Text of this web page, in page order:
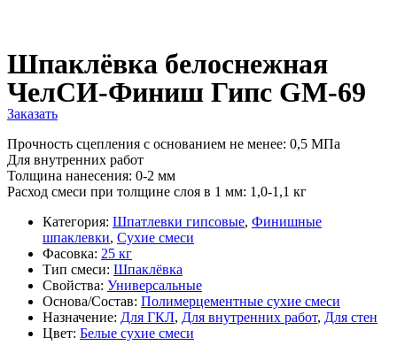
Шпаклёвка белоснежная
ЧелСИ-Финиш Гипс GM-69
Заказать
Прочность сцепления с основанием не менее: 0,5 МПа
Для внутренних работ
Толщина нанесения: 0-2 мм
Расход смеси при толщине слоя в 1 мм: 1,0-1,1 кг
Категория: Шпатлевки гипсовые, Финишные
шпаклевки, Сухие смеси
Фасовка: 25 кг
Тип смеси: Шпаклёвка
Свойства: Универсальные
Основа/Состав: Полимерцементные сухие смеси
Назначение: Для ГКЛ, Для внутренних работ, Для стен
Цвет: Белые сухие смеси